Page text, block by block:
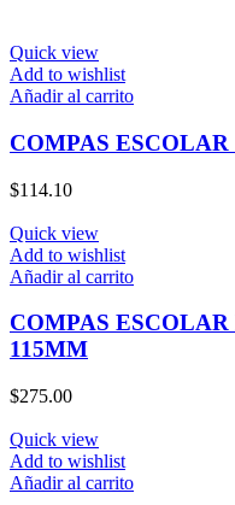
Quick view
Add to wishlist
Añadir al carrito
COMPAS
$114.10
Quick view
Add to wishlist
Añadir al carrito
COMPAS
115MM
$275.00
Quick view
Add to wishlist
Añadir al carrito